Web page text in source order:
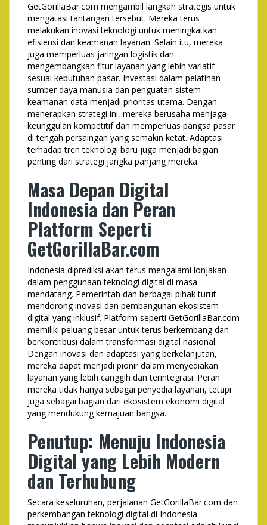
GetGorillaBar.com mengambil langkah strategis untuk
mengatasi tantangan tersebut. Mereka terus
melakukan inovasi teknologi untuk meningkatkan
efisiensi dan keamanan layanan. Selain itu, mereka
juga memperluas jaringan logistik dan
mengembangkan fitur layanan yang lebih variatif
sesuai kebutuhan pasar. Investasi dalam pelatihan
sumber daya manusia dan penguatan sistem
keamanan data menjadi prioritas utama. Dengan
menerapkan strategi ini, mereka berusaha menjaga
keunggulan kompetitif dan memperluas pangsa pasar
di tengah persaingan yang semakin ketat. Adaptasi
terhadap tren teknologi baru juga menjadi bagian
penting dari strategi jangka panjang mereka.
Masa Depan Digital
Indonesia dan Peran
Platform Seperti
GetGorillaBar.com
Indonesia diprediksi akan terus mengalami lonjakan
dalam penggunaan teknologi digital di masa
mendatang. Pemerintah dan berbagai pihak turut
mendorong inovasi dan pembangunan ekosistem
digital yang inklusif. Platform seperti GetGorillaBar.com
memiliki peluang besar untuk terus berkembang dan
berkontribusi dalam transformasi digital nasional.
Dengan inovasi dan adaptasi yang berkelanjutan,
mereka dapat menjadi pionir dalam menyediakan
layanan yang lebih canggih dan terintegrasi. Peran
mereka tidak hanya sebagai penyedia layanan, tetapi
juga sebagai bagian dari ekosistem ekonomi digital
yang mendukung kemajuan bangsa.
Penutup: Menuju Indonesia
Digital yang Lebih Modern
dan Terhubung
Secara keseluruhan, perjalanan GetGorillaBar.com dan
perkembangan teknologi digital di Indonesia